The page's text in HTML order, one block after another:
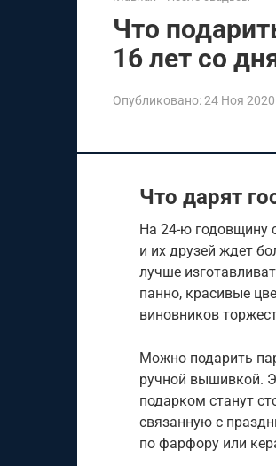
Что
16 лет со
Опубликовано:24 Ноя 2020
Что дарят
На 24-ю годовщину
и их друзей ждет
лучше
панно, красивые
виновников
Можно подарить
ручной вышивкой.
подарком станут
связанную с
по фарфору или